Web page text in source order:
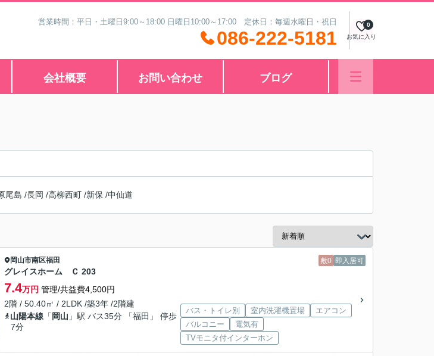
営業時間：平日・土曜日9:00～18:00 日曜日10:00～17:00 定休日：毎週水曜日・祝日
086-222-5181 お気に入り
0
会社概要 お問い合わせ ブログ
尾島 /長岡 /高柳西町 /新保 /中仙道
敷0 即入居可
岡山市南区福田
グレイスホーム Ｃ 203
7.4万円 管理/共益費4,500円
2階 / 50.40㎡ / 2LDK /築3年 /2階建
山陽本線 「 岡山 」駅 バス35分 「福田」 停歩
7分
バス・トイレ別 室内洗濯機置場
エアコン
バルコニー
電気有
TVモニタ付インターホン